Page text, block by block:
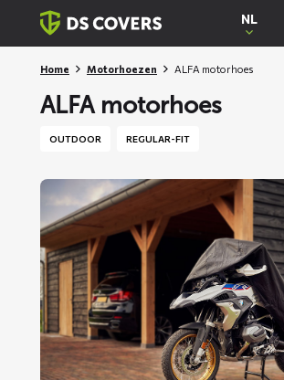
Skiplinks
NL
Home Motorhoezen ALFA motorhoes
ALFA motorhoes
OUTDOOR REGULAR-FIT